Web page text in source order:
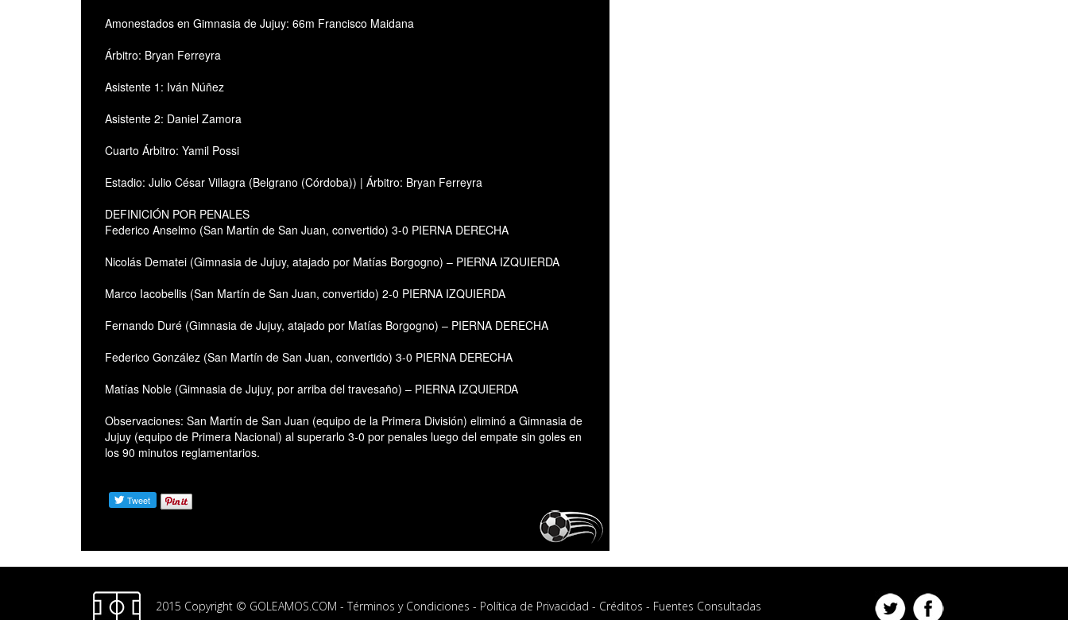
Amonestados en Gimnasia de Jujuy: 66m Francisco Maidana
Árbitro: Bryan Ferreyra
Asistente 1: Iván Núñez
Asistente 2: Daniel Zamora
Cuarto Árbitro: Yamil Possi
Estadio: Julio César Villagra (Belgrano (Córdoba)) | Árbitro: Bryan Ferreyra
DEFINICIÓN POR PENALES
Federico Anselmo (San Martín de San Juan, convertido) 3-0 PIERNA DERECHA
Nicolás Dematei (Gimnasia de Jujuy, atajado por Matías Borgogno) – PIERNA IZQUIERDA
Marco Iacobellis (San Martín de San Juan, convertido) 2-0 PIERNA IZQUIERDA
Fernando Duré (Gimnasia de Jujuy, atajado por Matías Borgogno) – PIERNA DERECHA
Federico González (San Martín de San Juan, convertido) 3-0 PIERNA DERECHA
Matías Noble (Gimnasia de Jujuy, por arriba del travesaño) – PIERNA IZQUIERDA
Observaciones: San Martín de San Juan (equipo de la Primera División) eliminó a Gimnasia de
Jujuy (equipo de Primera Nacional) al superarlo 3-0 por penales luego del empate sin goles en
los 90 minutos reglamentarios.
2015 Copyright © GOLEAMOS.COM -Términos y Condiciones - Política de Privacidad - Créditos - Fuentes Consultadas